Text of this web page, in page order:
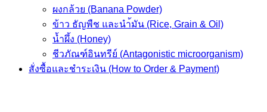
ผงกล้วย (Banana Powder)
ข้าว ธัญพืช และนำ้มัน (Rice, Grain & Oil)
น้ำผึ้ง (Honey)
ชีวภัณฑ์อินทรีย์ (Antagonistic microorganism)
สั่งซื้อและชำระเงิน (How to Order & Payment)